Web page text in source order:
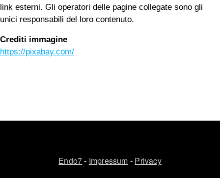
link esterni. Gli operatori delle pagine collegate sono gli
unici responsabili del loro contenuto.
Crediti immagine
https://pixabay.com/
Endo7- Impressum - Privacy